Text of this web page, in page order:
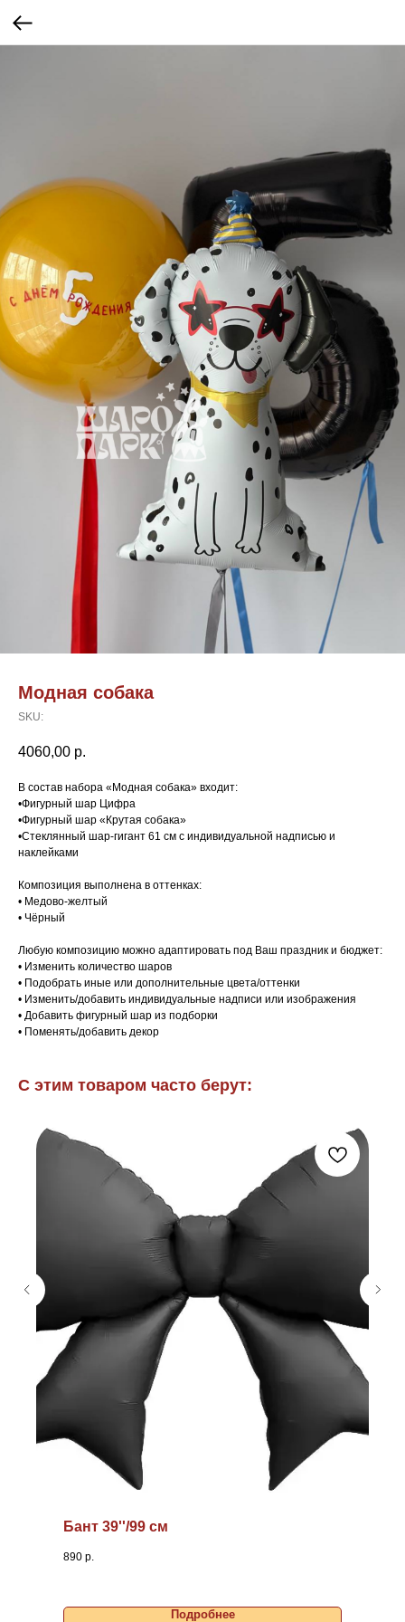
Модная собака
SKU:
4060,00 р.
В состав набора «Модная собака» входит:
•Фигурный шар Цифра
•Фигурный шар «Крутая собака»
•Стеклянный шар-гигант 61 см с индивидуальной надписью и
наклейками
Композиция выполнена в оттенках:
• Медово-желтый
• Чёрный
Любую композицию можно адаптировать под Ваш праздник и бюджет:
• Изменить количество шаров
• Подобрать иные или дополнительные цвета/оттенки
• Изменить/добавить индивидуальные надписи или изображения
• Добавить фигурный шар из подборки
• Поменять/добавить декор
С этим товаром часто берут:
Бант 39''/99 см
890 р.
Подробнее